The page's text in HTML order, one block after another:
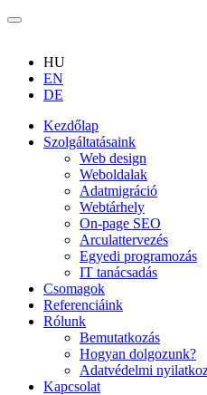
HU
EN
DE
Kezdőlap
Szolgáltatásaink
Web design
Weboldalak
Adatmigráció
Webtárhely
On-page SEO
Arculattervezés
Egyedi programozás
IT tanácsadás
Csomagok
Referenciáink
Rólunk
Bemutatkozás
Hogyan dolgozunk?
Adatvédelmi
Kapcsolat